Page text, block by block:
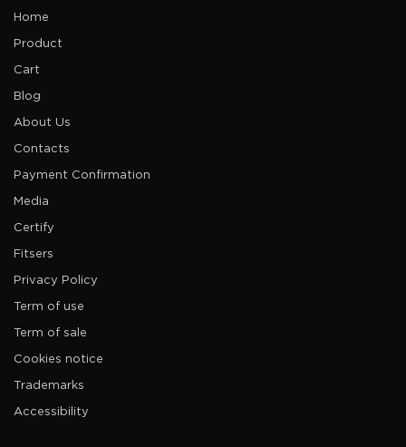
Home
Product
Cart
Blog
About Us
Contacts
Payment Confirmation
Media
Certify
Fitsers
Privacy Policy
Term of use
Term of sale
Cookies notice
Trademarks
Accessibility